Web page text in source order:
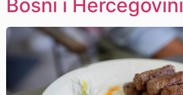
Bosni i Hercegovini